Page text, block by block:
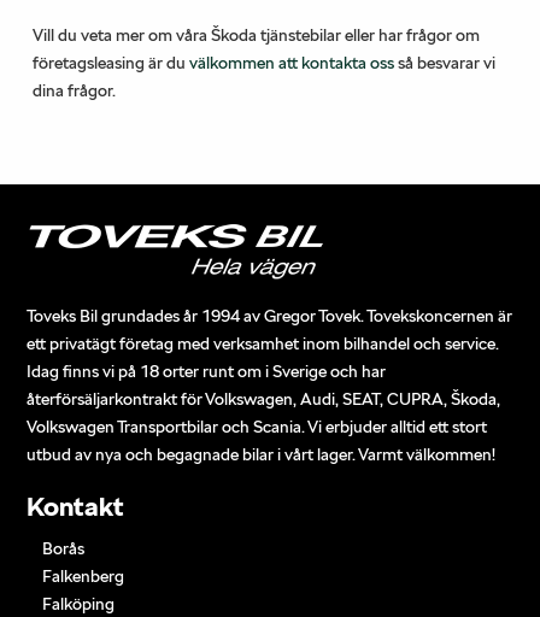
Vill du veta mer om våra Škoda tjänstebilar eller har frågor om
företagsleasing är du välkommen att kontakta ossså besvarar vi
dina frågor.
Toveks Bil grundades år 1994 av Gregor Tovek. Tovekskoncernen är
ett privatägt företag med verksamhet inom bilhandel och service.
Idag finns vi på 18 orter runt om i Sverige och har
återförsäljarkontrakt för Volkswagen, Audi, SEAT, CUPRA, Škoda,
Volkswagen Transportbilar och Scania. Vi erbjuder alltid ett stort
utbud av nya och begagnade bilar i vårt lager. Varmt välkommen!
Kontakt
Borås
Falkenberg
Falköping